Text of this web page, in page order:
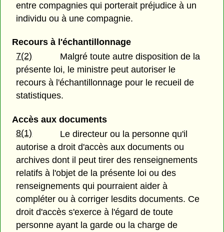
entre compagnies qui porterait préjudice à un
individu ou à une compagnie.
Recours à l'échantillonnage
7(2)
Malgré toute autre disposition de la
présente loi, le ministre peut autoriser le
recours à l'échantillonnage pour le recueil de
statistiques.
Accès aux documents
8(1)
Le directeur ou la personne qu'il
autorise a droit d'accès aux documents ou
archives dont il peut tirer des renseignements
relatifs à l'objet de la présente loi ou des
renseignements qui pourraient aider à
compléter ou à corriger lesdits documents. Ce
droit d'accès s'exerce à l'égard de toute
personne ayant la garde ou la charge de